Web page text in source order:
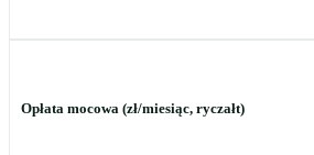
Opłata mocowa (zł/miesiąc, ryczałt)